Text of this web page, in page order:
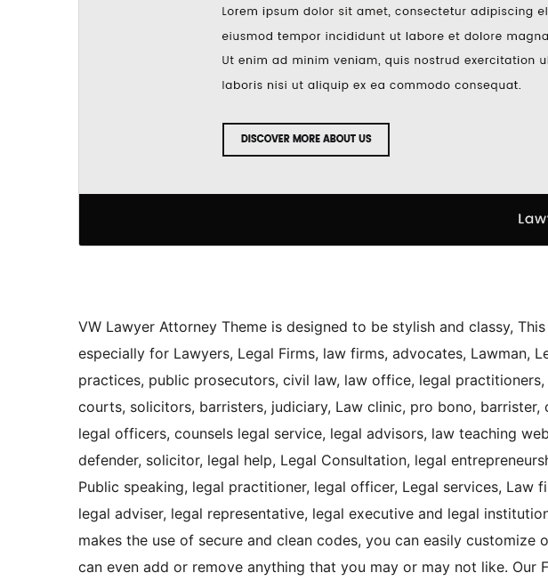
VW Lawyer Attorney Theme is designed to be stylish and classy,
especially for Lawyers, Legal Firms, law firms, advocates, Lawman,
practices, public prosecutors, civil law, law office, legal
courts, solicitors, barristers, judiciary, Law clinic, pro bono, barrister,
legal officers, counsels legal service, legal advisors, law teaching
defender, solicitor, legal help, Legal Consultation, legal
Public speaking, legal practitioner, legal officer, Legal services, Law
legal adviser, legal representative, legal executive and legal
makes the use of secure and clean codes, you can easily customize
can even add or remove anything that you may or may not like. Our